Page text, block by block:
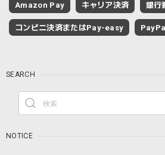
Amazon Pay キャリア決済 銀行
コンビニ決済またはPay-easy PayPal
SEARCH
NOTICE